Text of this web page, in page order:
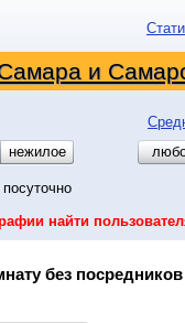
и
гараж
участок
нежилое
посуточно
найти
без